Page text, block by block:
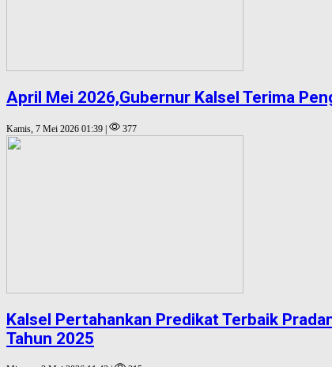
April Mei 2026,Gubernur Kalsel Terima
Kamis, 7 Mei 2026 01:39 | 377
Kalsel Pertahankan Predikat Terbaik
Tahun 2025